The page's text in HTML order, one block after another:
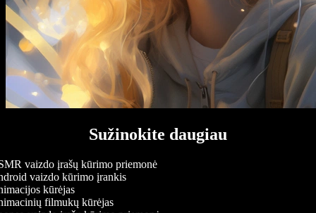
Sužinokite daugiau
vaizdo įrašų kūrimo priemonė
vaizdo kūrimo įrankis
kūrėjas
filmukų kūrėjas